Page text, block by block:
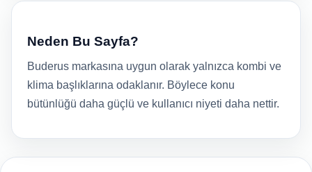
Neden Bu Sayfa?
Buderus markasına uygun olarak yalnızca kombi ve
klima başlıklarına odaklanır. Böylece konu
bütünlüğü daha güçlü ve kullanıcı niyeti daha nettir.